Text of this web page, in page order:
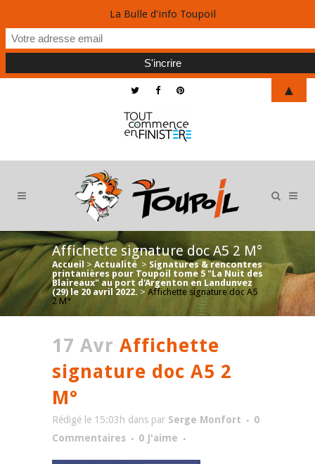
Affichette signature doc A5 2 M°
Accueil > Actualité > Signatures & rencontres
printanières pour Toupoil tome 5 "La Nuit des
Blaireaux" au port d'Argenton en Landunvez
(29) le 20 avril 2022. > Affichette signature doc A5
2 M°
17 Avr Affichette
signature doc A5 2
M°
Rédigé le 15:03h dans par Serge Monfort
0
Commentaires
0 J'aime
La Bulle d'info Toupoil
▲